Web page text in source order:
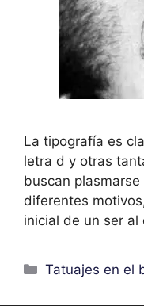
La tipografía es
letra d y otras
buscan
diferentes
inicial de un ser
Categorías
Tatuajes en el